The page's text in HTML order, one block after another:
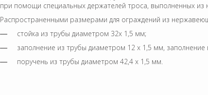
при помощи специальных держателей троса, выполненных
Распространенными размерами для ограждений из
стойка из трубы диаметром 32х 1,5 мм;
заполнение из трубы диаметром 12 х 1,5 мм, заполнение
поручень из трубы диаметром 42,4 х 1,5 мм.